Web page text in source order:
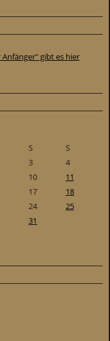
gibt es hier
S
S
3
4
10
11
17
18
24
25
31